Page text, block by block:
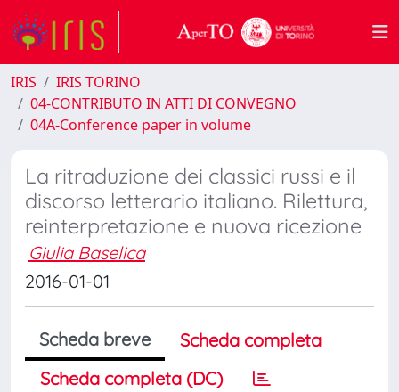
IRIS
IRIS TORINO
04-CONTRIBUTO IN ATTI DI CONVEGNO
04A-Conference paper in volume
La ritraduzione dei classici russi e il
discorso letterario italiano. Rilettura,
reinterpretazione e nuova ricezione
Giulia Baselica
2016-01-01
Scheda breve
Scheda completa
Scheda completa (DC)